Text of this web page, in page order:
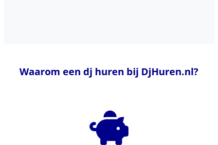
Waarom een dj huren bij DjHuren.nl?